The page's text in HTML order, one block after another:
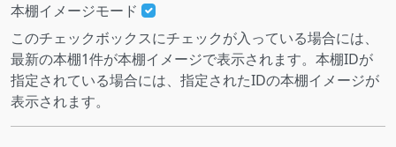
本棚イメージモード
このチェックボックスにチェックが入っている場合には、
最新の本棚1件が本棚イメージで表示されます。本棚IDが
指定されている場合には、指定されたIDの本棚イメージが
表示されます。